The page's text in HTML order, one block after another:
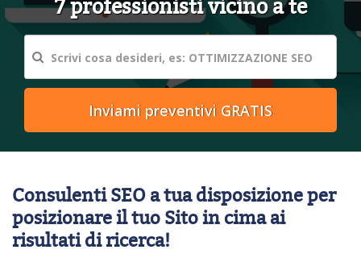
7 professionisti vicino a te
Consulenti SEO a tua disposizione per
posizionare il tuo Sito in cima ai
risultati di ricerca!